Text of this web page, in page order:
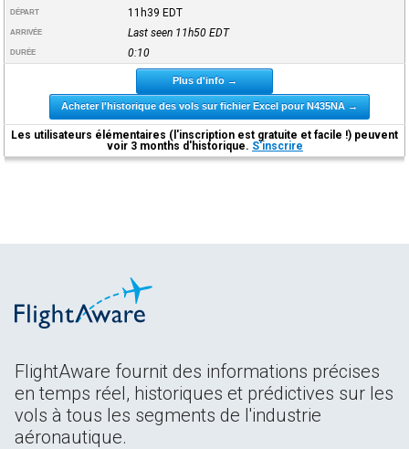
DÉPART 11h39 EDT
ARRIVÉE Last seen 11h50 EDT
DURÉE 0:10
Plus d'info →
Acheter l'historique des vols sur fichier Excel pour N435NA →
Les utilisateurs élémentaires (l'inscription est gratuite et facile !) peuvent
voir 3 months d'historique. S'inscrire
FlightAware fournit des informations précises
en temps réel, historiques et prédictives sur les
vols à tous les segments de l'industrie
aéronautique.